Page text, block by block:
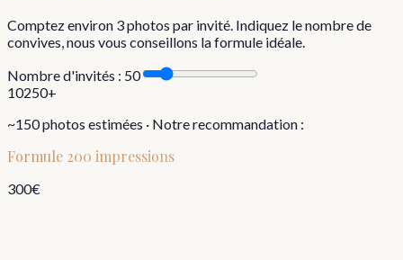
Comptez environ 3photos par invité. Indiquez le nombre de
convives, nous vous conseillons la formule idéale.
Nombre d'invités : 50
10250+
~150photos estimées · Notre recommandation :
Formule 200 impressions
300€